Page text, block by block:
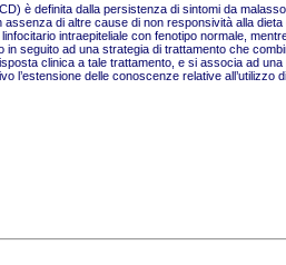
è definita dalla persistenza di sintomi da
di altre cause di non responsività alla
intraepiteliale con fenotipo normale,
seguito ad una strategia di trattamento che
clinica a tale trattamento, e si associa ad
l’estensione delle conoscenze relative